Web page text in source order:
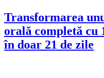
Transformarea
orală completă cu
în doar 21 de zile